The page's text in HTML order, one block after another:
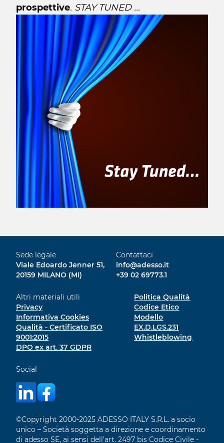
prospettive. STAY TUNED ...
Sede legale
Viale Edoardo Jenner 51,
20159 MILANO (MI)
Contattaci
info@adesso.it
+39 02 69773.1
Altri materiali utili
Privacy
Informativa Cookies
Qualità - Certificato ISO
9001:2015
DPO ex art. 37 GDPR
Politica Qualità
Codice Etico
Modello
EX.D.LGS.231
Whistleblowing
Social
©Copyright 2000-2025 ADESSO ITALY S.R.L. a socio
unico – Società soggetta a direzione e coordinamento
di adesso SE, ai sensi dell’art. 2497 bis Codice Civile -